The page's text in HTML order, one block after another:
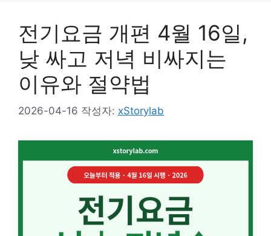
전기요금 개편 4월 16일,
낮 싸고 저녁 비싸지는
이유와 절약법
2026-04-16 작성자: xStorylab